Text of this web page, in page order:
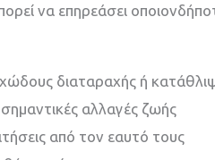
να επηρεάσει
διαταραχής ή
αλλαγές ζωής
από τον εαυτό τους